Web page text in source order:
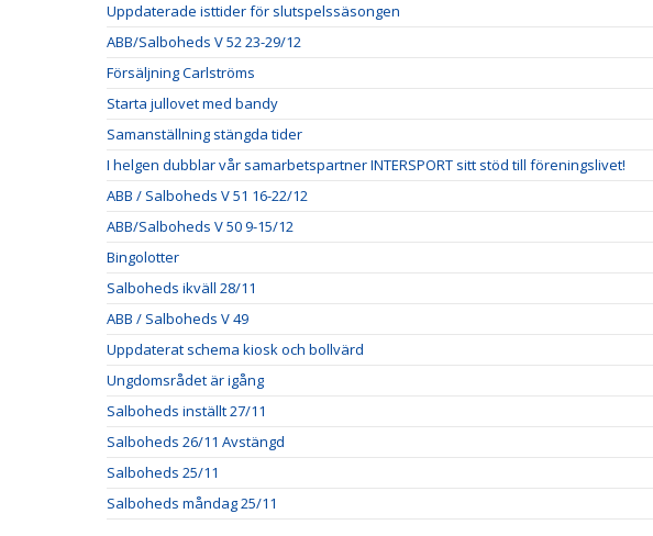
Uppdaterade isttider för slutspelssäsongen
ABB/Salboheds V 52 23-29/12
Försäljning Carlströms
Starta jullovet med bandy
Samanställning stängda tider
I helgen dubblar vår samarbetspartner INTERSPORT sitt stöd till föreningslivet!
ABB / Salboheds V 51 16-22/12
ABB/Salboheds V 50 9-15/12
Bingolotter
Salboheds ikväll 28/11
ABB / Salboheds V 49
Uppdaterat schema kiosk och bollvärd
Ungdomsrådet är igång
Salboheds inställt 27/11
Salboheds 26/11 Avstängd
Salboheds 25/11
Salboheds måndag 25/11